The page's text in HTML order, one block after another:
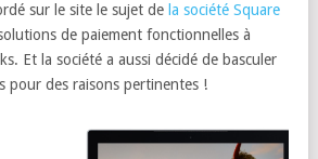
sur le site le sujet de la société Square
de paiement fonctionnelles à
Et la société a aussi décidé de basculer
pour des raisons pertinentes !